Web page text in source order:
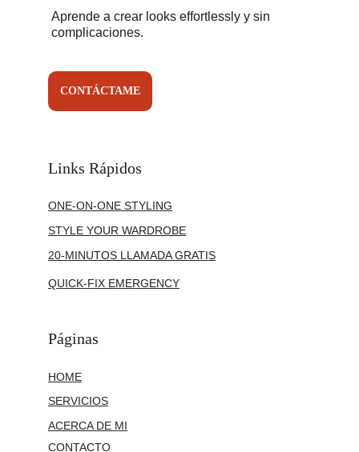
Aprende a crear looks effortlessly y sin
complicaciones.
HOME
Páginas
ONE-ON-ONE STYLING
Links Rápidos
STYLE YOUR WARDROBE
20-MINUTOS LLAMADA GRATIS
CONTÁCTAME
SERVICIOS
ACERCA DE MI
CONTACTO
QUICK-FIX EMERGENCY